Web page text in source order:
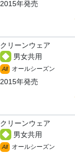
2015年発売
クリーンウェア
男女共用
All オールシーズン
2015年発売
クリーンウェア
男女共用
All オールシーズン